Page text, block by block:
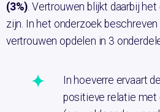
(3%). Vertrouwen blijkt daarbij
zijn. In het onderzoek beschreven
vertrouwen opdelen in 3
In hoeverre ervaart
positieve relatie met